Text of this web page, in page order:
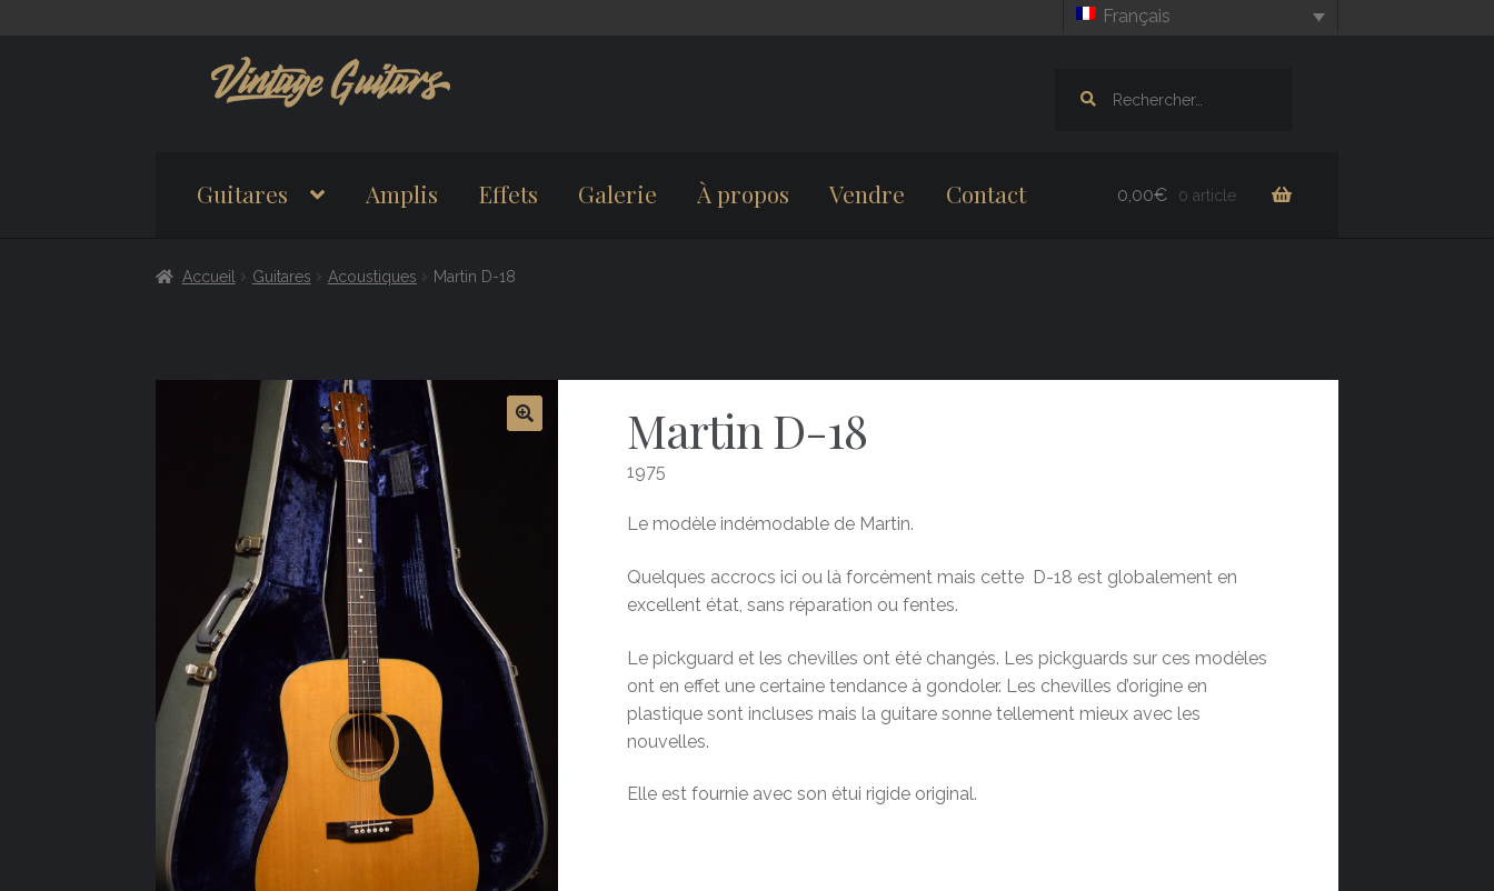
Français
la
au
contenu
Guitares Amplis Effets Galerie À propos Vendre Contact 0,00€ 0 article
Accueil Guitares Acoustiques Martin D-18
Martin D-18
1975
Le modèle indémodable de Martin.
Quelques accrocs ici ou là forcément mais cette D-18 est globalement en
excellent état, sans réparation ou fentes.
Le pickguard et les chevilles ont été changés. Les pickguards sur ces modèles
ont en effet une certaine tendance à gondoler. Les chevilles d’origine en
plastique sont incluses mais la guitare sonne tellement mieux avec les
nouvelles.
Elle est fournie avec son étui rigide original.